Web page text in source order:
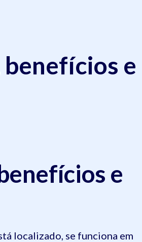
e
e
localizado, se funciona em